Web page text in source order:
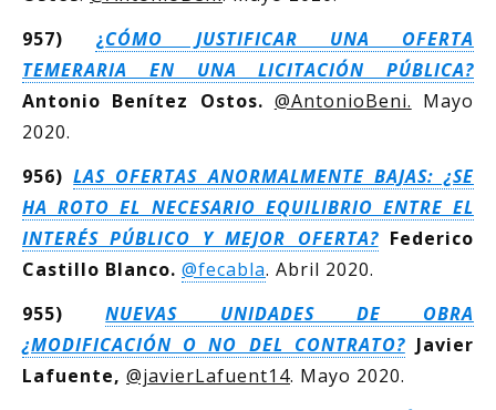
957) ¿CÓMO JUSTIFICAR UNA OFERTA
TEMERARIA EN UNA LICITACIÓN PÚBLICA?
Antonio Benítez Ostos. @AntonioBeni. Mayo
2020.
956)LAS OFERTAS ANORMALMENTE BAJAS: ¿SE
HA ROTO EL NECESARIO EQUILIBRIO ENTRE EL
INTERÉS PÚBLICO Y MEJOR OFERTA?Federico
Castillo Blanco. @fecabla. Abril 2020.
955)NUEVAS UNIDADES DE OBRA
¿MODIFICACIÓN O NO DEL CONTRATO? Javier
Lafuente, @javierLafuent14. Mayo 2020.